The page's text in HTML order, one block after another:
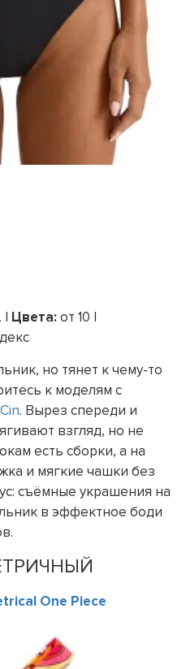
| Цвета:от 10 |
но тянет к чему-то
к моделям с
. Вырез спереди и
взгляд, но не
есть сборки, а на
и мягкие чашки без
съёмные украшения на
в эффектное боди
One Piece